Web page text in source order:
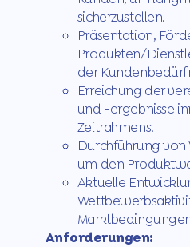
sicherzustellen.
Präsentation,
Produkten/
der
Erreichung der
und -ergebnisse
Zeitrahmens.
Durchführung
um den
Aktuelle
Anforderungen: